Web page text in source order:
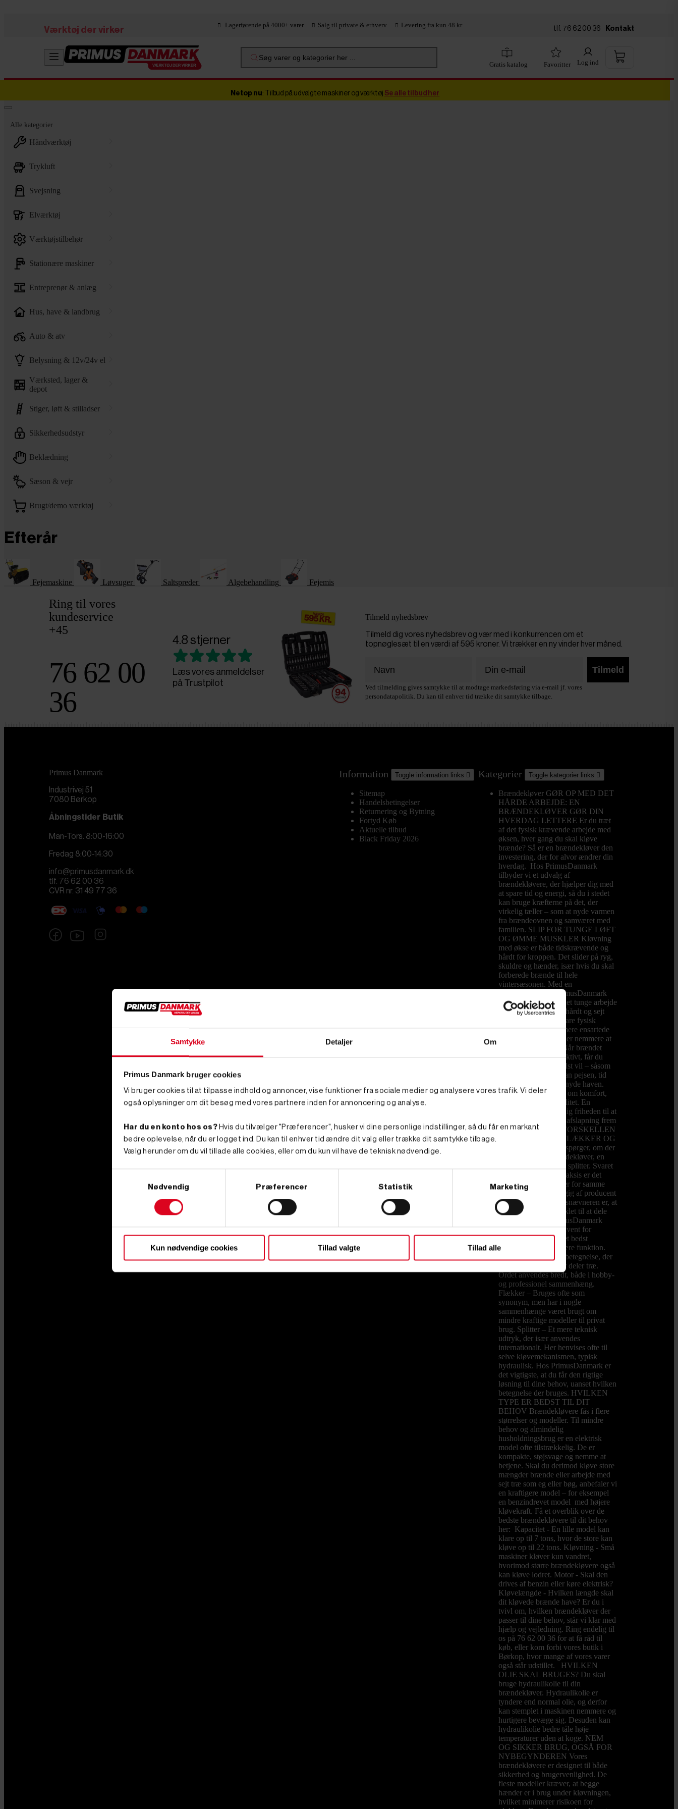
Samtykke Detaljer Om
Primus Danmark bruger cookies
Vi bruger cookies til at tilpasse indhold og annoncer, vise funktioner fra sociale medier og analysere vores trafik. Vi deler
også oplysninger om dit besøg med vores partnere inden for annoncering og analyse.
Har du en konto hos os? Hvis du tilvælger "Præferencer", husker vi dine personlige indstillinger, så du får en markant
bedre oplevelse, når du er logget ind. Du kan til enhver tid ændre dit valg eller trække dit samtykke tilbage.
Vælg herunder om du vil tillade alle cookies, eller om du kun vil have de teknisk nødvendige.
Nødvendig Præferencer Statistik Marketing
Kun nødvendige cookies Tillad valgte Tillad alle
Værktøj der virker
Lagerførende på 4000+ varer Salg til private & erhverv Levering fra kun 48 kr tlf. 76 62 00 36 Kontakt
Søg varer og kategorier her ...
Gratis katalog Favoritter Log ind
Netop nu: Tilbud på udvalgte maskiner og værktøj Se alle tilbud her
Alle kategorier
håndværktøj
trykluft
svejsning
elværktøj
værktøjstilbehør
stationære maskiner
entreprenør & anlæg
hus, have & landbrug
auto & atv
belysning & 12v/24v el
værksted, lager &
depot
stiger, løft & stilladser
sikkerhedsudstyr
beklædning
sæson & vejr
brugt/demo værktøj
Efterår
Fejemaskine Løvsuger Saltspreder Algebehandling Fejemis
Ring til vores
kundeservice
+45
76 62 00
36
4.8 stjerner
Læs vores anmeldelser
på Trustpilot
Tilmeld nyhedsbrev
Tilmeld dig vores nyhedsbrev og vær med i konkurrencen om et
topnøglesæt til en værdi af 595 kroner. Vi trækker en ny vinder hver måned.
Tilmeld
Ved tilmelding gives samtykke til at modtage markedsføring via e-mail jf. vores
persondatapolitik. Du kan til enhver tid trække dit samtykke tilbage.
Primus Danmark
Industrivej 51
7080 Børkop
Åbningstider Butik
Man-Tors. 8:00-16:00
Fredag 8:00-14:30
info@primusdanmark.dk
tlf. 76 62 00 36
CVR nr. 31 49 77 36
Information Toggle information links 
Sitemap
Handelsbetingelser
Returnering og Bytning
Fortyd Køb
Aktuelle tilbud
Black Friday 2026
Kategorier Toggle kategorier links 
Brændekløver GØR OP MED DET
HÅRDE ARBEJDE: EN
BRÆNDEKLØVER GØR DIN
HVERDAG LETTERE Er du træt
af det fysisk krævende arbejde med
øksen, hver gang du skal kløve
brænde? Så er en brændekløver den
investering, der for alvor ændrer din
hverdag. Hos PrimusDanmark
tilbyder vi et udvalg af
brændekløvere, der hjælper dig med
at spare tid og energi, så du i stedet
kan bruge kræfterne på det, der
virkelig tæller – som at nyde varmen
fra brændeovnen og samværet med
familien. SLIP FOR TUNGE LØFT
OG ØMME MUSKLER Kløvning
med økse er både tidskrævende og
hårdt for kroppen. Det slider på ryg,
skuldre og hænder, især hvis du skal
forberede brænde til hele
vintersæsonen. Med en
brændekløver fra PrimusDanmark
overtager maskinen det tunge arbejde
og kløver nemt både hårdt og sejt
træ. Du sparer ikke bare fysisk
kræfter, du får også mere ensartede
stykker brænde, som er nemmere at
stable og opbevare. Når brændet
kløves hurtigt og effektivt, får du
mere tid til det, du helst vil – såsom
hyggelige aftener foran pejsen, tid
med børnene eller at nyde haven.
Det handler ikke kun om komfort,
men også om livskvalitet. En
brændekløver giver dig friheden til at
bruge weekenden på afslapning frem
for slid. HVAD ER FORSKELLEN
PÅ EN KLØVER, FLÆKKER OG
SPLITTER? Mange spørger, om der
er forskel på en brændekløver, en
brændeflækker og en splitter. Svaret
er både ja og nej. I praksis er det
forskellige betegnelser for samme
type maskine, afhængig af producent
og brugssprog. Fællesnævneren er, at
alle maskiner er udviklet til at dele
træstykker. Hos PrimusDanmark
kalder vi dem konsekvent for
brændekløvere, da det bedst
beskriver deres primære funktion.
Kløver – En generel betegnelse, der
dækker maskiner, der deler træ.
Ordet anvendes bredt, både i hobby-
og professionel sammenhæng.
Flækker – Bruges ofte som
synonym, men har i nogle
sammenhænge været brugt om
mindre kraftige modeller til privat
brug. Splitter – Et mere teknisk
udtryk, der især anvendes
internationalt. Her henvises ofte til
selve kløvemekanismen, typisk
hydraulisk. Hos PrimusDanmark er
det vigtigste, at du får den rigtige
løsning til dine behov, uanset hvilken
betegnelse der bruges. HVILKEN
TYPE ER BEDST TIL DIT
BEHOV Brændekløvere fås i flere
størrelser og modeller. Til mindre
behov og almindelig
husholdningsbrug er en elektrisk
model ofte tilstrækkelig. De er
kompakte, støjsvage og nemme at
betjene. Skal du derimod kløve store
mængder brænde eller arbejde med
sejt træ som eg eller bøg, anbefaler vi
en kraftigere model – for eksempel
en benzindrevet model med højere
kløvekraft. Få et overblik over de
bedste brændekløvere til dit behov
her: Kapacitet - En lille model kan
klare op til 7 tons, hvor de store kan
kløve op til 22 tons. Kløvning - Små
maskiner kløver kun vandret,
hvorimod større brændekløvere også
kan kløve lodret. Motor - Skal den
drives af benzin eller køre elektrisk?
Kløvelængde - Hvilken længde skal
dit kløvede brænde have? Er du i
tvivl om, hvilken brændekløver der
passer til dine behov, står vi klar med
hjælp og vejledning. Ring endelig til
os på 76 62 00 36 for at få råd til
køb, eller kom forbi vores butik i
Børkop, hvor mange af vores varer
også står udstillet. HVILKEN
OLIE SKAL BRUGES? Du skal
bruge hydraulikolie til din
brændekløver. Hydraulikolie er
tyndere end normal olie, og derfor
kan stemplet i maskinen nemmere og
hurtigere bevæge sig. Desuden kan
hydraulikolie bedre tåle høje
temperaturer uden at koge. NEM
OG SIKKER BRUG, OGSÅ FOR
NYBEGYNDEREN Vores
brændekløvere er designet til både
sikkerhed og brugervenlighed. De
fleste modeller kræver, at begge
hænder er i brug under kløvningen,
hvilket minimerer risikoen for